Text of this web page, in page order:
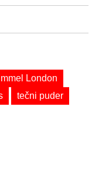
London
tečni puder